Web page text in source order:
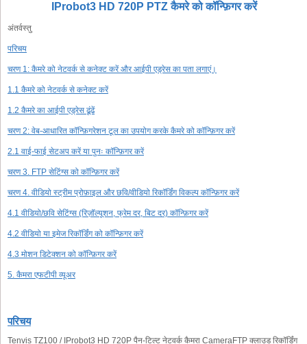
IProbot3 HD 720P PTZ कैमरे को कॉन्फ़िगर करें
अंतर्वस्तु
परिचय
चरण 1: कैमरे को नेटवर्क से कनेक्ट करें और आईपी एड्रेस का पता लगाएं।
1.1 कैमरे को नेटवर्क से कनेक्ट करें
1.2 कैमरे का आईपी एड्रेस ढूंढें
चरण 2: वेब-आधारित कॉन्फ़िगरेशन टूल का उपयोग करके कैमरे को कॉन्फ़िगर करें
2.1 वाई-फाई सेटअप करें या पुनः कॉन्फ़िगर करें
चरण 3. FTP सेटिंग्स को कॉन्फ़िगर करें
चरण 4. वीडियो स्ट्रीम प्रोफ़ाइल और छवि/वीडियो रिकॉर्डिंग विकल्प कॉन्फ़िगर करें
4.1 वीडियो/छवि सेटिंग्स (रिज़ॉल्यूशन, फ्रेम दर, बिट दर) कॉन्फ़िगर करें
4.2 वीडियो या इमेज रिकॉर्डिंग को कॉन्फ़िगर करें
4.3 मोशन डिटेक्शन को कॉन्फ़िगर करें
5. कैमरा एफटीपी व्यूअर
परिचय
Tenvis TZ100 / IProbot3 HD 720P पैन-टिल्ट नेटवर्क कैमरा CameraFTP क्लाउड रिकॉर्डिंग